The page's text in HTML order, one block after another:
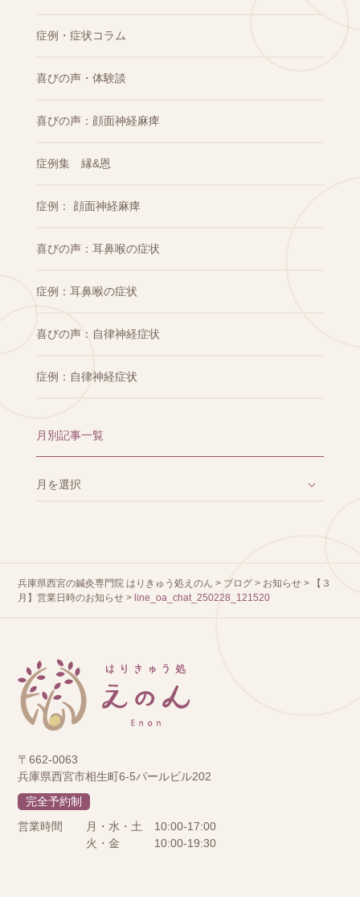
症例・症状コラム
喜びの声・体験談
喜びの声：顔面神経麻痺
症例集 縁&恩
症例： 顔面神経麻痺
喜びの声：耳鼻喉の症状
症例：耳鼻喉の症状
喜びの声：自律神経症状
症例：自律神経症状
月別記事一覧
兵庫県西宮の鍼灸専門院 はりきゅう処えのん > ブログ > お知らせ >
【３
月】営業日時のお知らせ > line_oa_chat_250228_121520
〒662-0063
兵庫県西宮市相生町6-5パールビル202
完全予約制
営業時間
月・水・土
10:00-17:00
火・金
10:00-19:30